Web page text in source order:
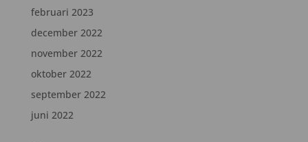
februari 2023
december 2022
november 2022
oktober 2022
september 2022
juni 2022